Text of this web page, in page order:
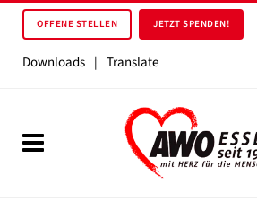
OFFENE STELLEN JETZT SPENDEN!
Downloads | Translate